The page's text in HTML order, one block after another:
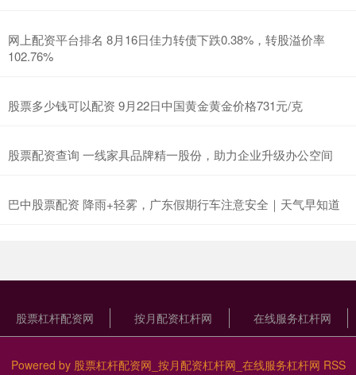
网上配资平台排名 8月16日佳力转债下跌0.38%，转股溢价率
102.76%
股票多少钱可以配资 9月22日中国黄金黄金价格731元/克
股票配资查询 一线家具品牌精一股份，助力企业升级办公空间
巴中股票配资 降雨+轻雾，广东假期行车注意安全｜天气早知道
股票杠杆配资网 按月配资杠杆网 在线服务杠杆网
Powered by 股票杠杆配资网_按月配资杠杆网_在线服务杠杆网 RSS